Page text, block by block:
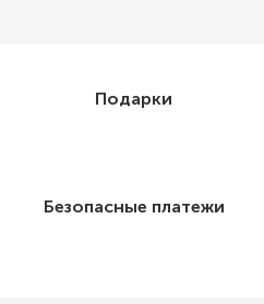
Подарки
Безопасные платежи